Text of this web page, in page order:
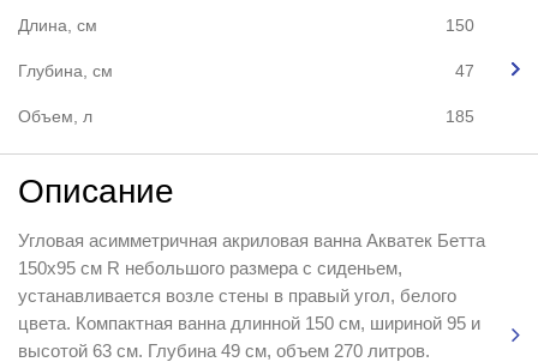
Длина, см 150
Глубина, см 47
Объем, л 185
Описание
Угловая асимметричная акриловая ванна Акватек Бетта
150х95 см R небольшого размера с сиденьем,
устанавливается возле стены в правый угол, белого
цвета. Компактная ванна длинной 150 см, шириной 95 и
высотой 63 см. Глубина 49 см, объем 270 литров.